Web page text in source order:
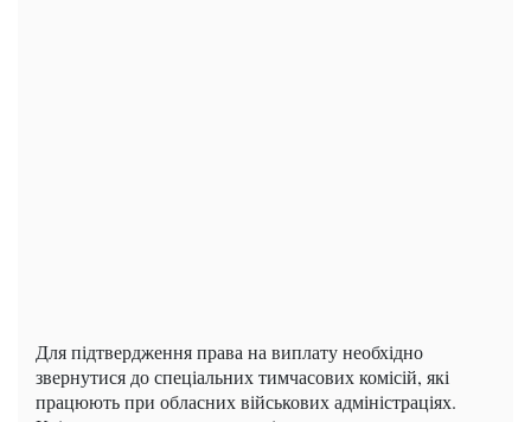
Для підтвердження права на виплату необхідно
звернутися до спеціальних тимчасових комісій, які
працюють при обласних військових адміністраціях.